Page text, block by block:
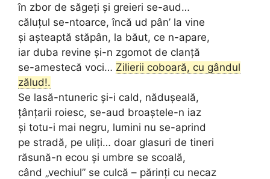
în zbor de săgeți și greieri se-aud…
căluțul se-ntoarce, încă ud pân’ la vine
și așteaptă stăpân, la băut, ce n-apare,
iar duba revine și-n zgomot de clanță
se-amestecă voci… Zilierii coboară, cu gândul
zălud!.
Se lasă-ntuneric și-i cald, nădușeală,
țânțarii roiesc, se-aud broaștele-n iaz
și totu-i mai negru, lumini nu se-aprind
pe stradă, pe uliți… doar glasuri de tineri
răsună-n ecou și umbre se scoală,
când „vechiul” se culcă – părinți cu necaz